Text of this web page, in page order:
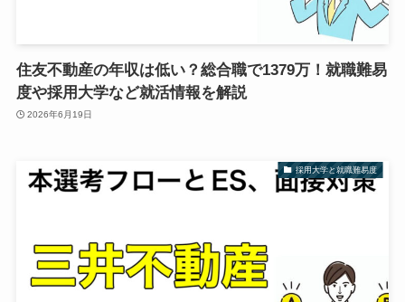
住友不動産の年収は低い？総合職で1379万！就職難易
度や採用大学など就活情報を解説
2026年6月19日
採用大学と就職難易度